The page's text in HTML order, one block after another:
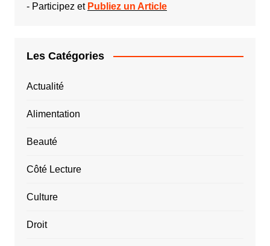
- Participez et Publiez un Article
Les Catégories
Actualité
Alimentation
Beauté
Côté Lecture
Culture
Droit